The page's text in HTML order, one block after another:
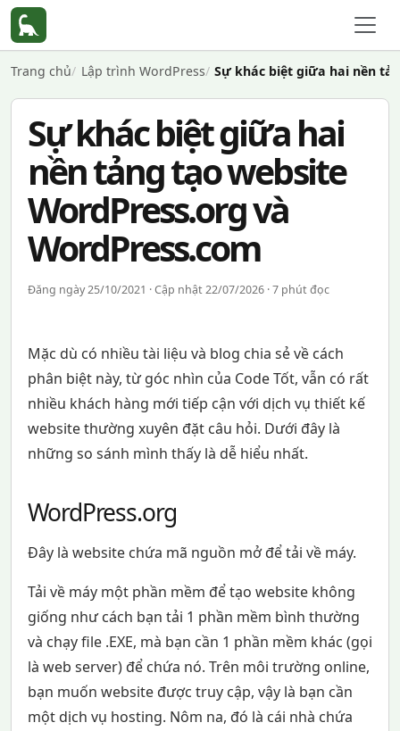
Trang chủ Lập trình WordPress Sự khác biệt giữa hai nền
Sự khác biệt giữa hai
nền tảng tạo website
WordPress.org và
WordPress.com
Đăng ngày 25/10/2021 · Cập nhật 22/07/2026 · 7 phút đọc
Mặc dù có nhiều tài liệu và blog chia sẻ về cách
phân biệt này, từ góc nhìn của Code Tốt, vẫn có rất
nhiều khách hàng mới tiếp cận với dịch vụ thiết kế
website thường xuyên đặt câu hỏi. Dưới đây là
những so sánh mình thấy là dễ hiểu nhất.
WordPress.org
Đây là website chứa mã nguồn mở để tải về máy.
Tải về máy một phần mềm để tạo website không
giống như cách bạn tải 1 phần mềm bình thường
và chạy file .EXE, mà bạn cần 1 phần mềm khác (gọi
là web server) để chứa nó. Trên môi trường online,
bạn muốn website được truy cập, vậy là bạn cần
một dịch vụ hosting. Nôm na, đó là cái nhà chứa